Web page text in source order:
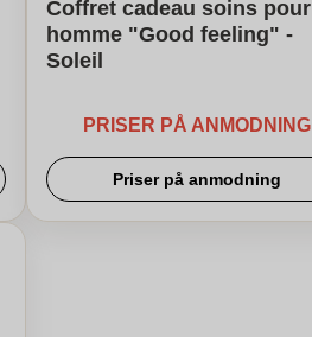
Coffret cadeau soins pour
homme "Good feeling" -
Soleil
PRISER PÅ ANMODNING
Priser på anmodning